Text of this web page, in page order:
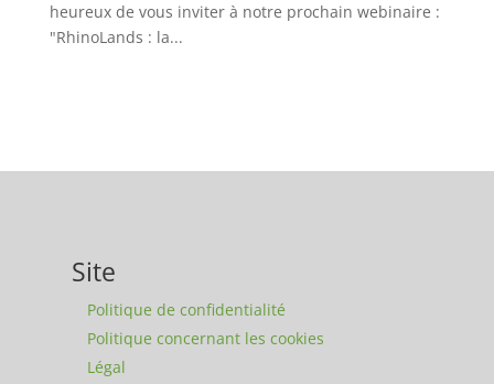
heureux de vous inviter à notre prochain webinaire :
"RhinoLands : la...
Site
Politique de confidentialité
Politique concernant les cookies
Légal